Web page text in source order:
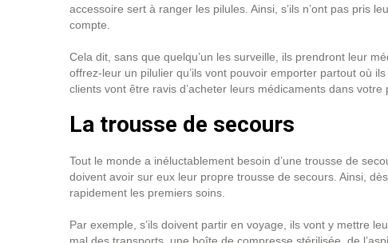
accessoire sert à ranger les pilules. Ainsi, s’ils n’ont pas pris
compte.
Cela dit, sans que quelqu’un les surveille, ils prendront leur
offrez-leur un pilulier qu’ils vont pouvoir emporter partout où
clients vont être ravis d’acheter leurs médicaments dans votre
La trousse de secours
Tout le monde a inéluctablement besoin d’une trousse de
doivent avoir sur eux leur propre trousse de secours. Ainsi,
rapidement les premiers soins.
Par exemple, s’ils doivent partir en voyage, ils vont y mettre